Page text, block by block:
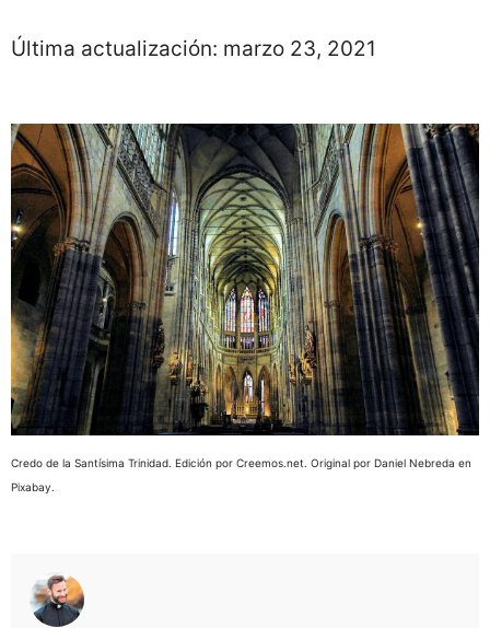
Última actualización: marzo 23, 2021
Credo de la Santísima Trinidad. Edición por Creemos.net. Original por Daniel Nebreda en
Pixabay.